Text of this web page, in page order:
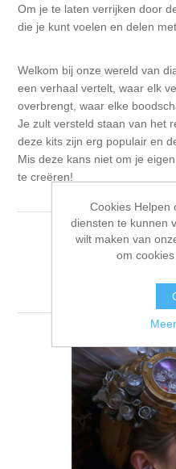
Om je te laten verrijken door
die je kunt voelen en delen
Welkom bij onze wereld van
een verhaal vertelt, waar elk
overbrengt, waar elke
Je zult versteld staan van het
deze kits zijn erg populair en
Mis deze kans niet om je
te creëren!
Sorteren op
Cookies Helpen
diensten te kunnen
wilt maken van
om